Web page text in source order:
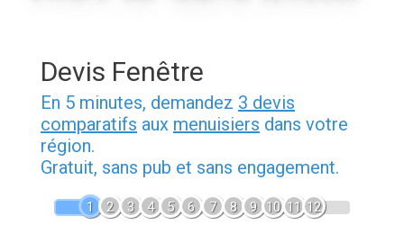
Devis Fenêtre
En 5 minutes, demandez 3 devis
comparatifs aux menuisiers dans votre
région.
Gratuit, sans pub et sans engagement.
1 2 3 4 5 6 7 8 9 10 11 12